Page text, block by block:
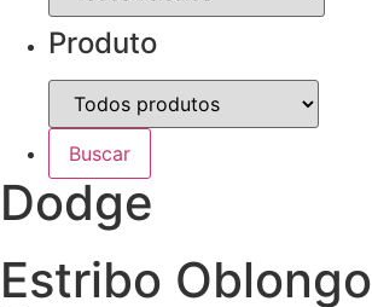
Produto
Dodge
Estribo Oblongo